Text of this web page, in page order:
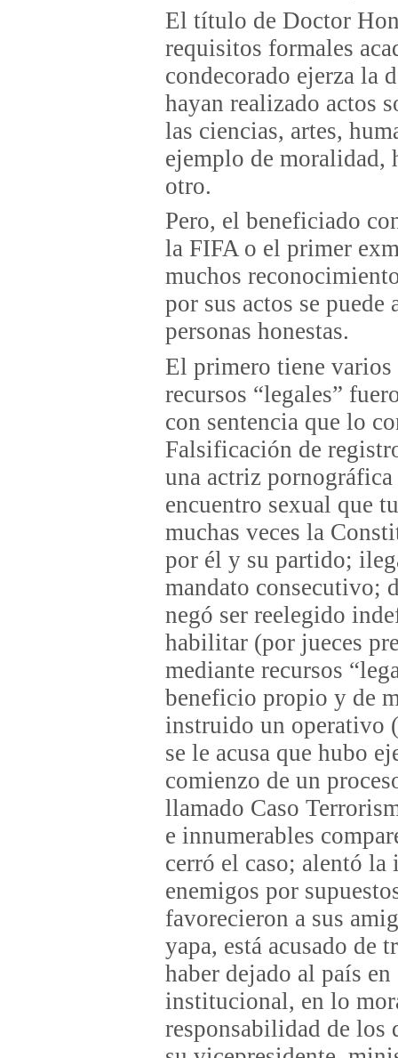
El título de Doctor
requisitos formales
condecorado ejerza la
hayan realizado actos
las ciencias, artes,
ejemplo de moralidad,
otro.
Pero, el beneficiado
la FIFA o el primer
muchos
por sus actos se
personas honestas.
El primero tiene varios
recursos “legales”
con sentencia que lo
Falsificación de
una actriz
encuentro sexual que
muchas veces la
por él y su partido;
mandato consecutivo;
negó ser reelegido
habilitar (por jueces
mediante recursos
beneficio propio y de
instruido un operativo
se le acusa que hubo
comienzo de un
llamado Caso
e innumerables
cerró el caso; alentó la
enemigos por
favorecieron a sus
yapa, está acusado de
haber dejado al país
institucional, en lo
responsabilidad de los